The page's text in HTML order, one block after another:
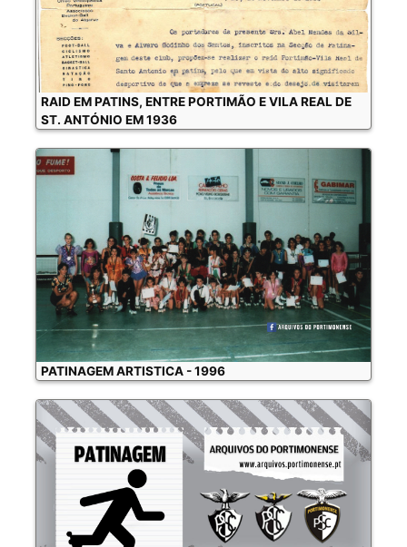
RAID EM PATINS, ENTRE PORTIMÃO E VILA REAL DE
ST. ANTÓNIO EM 1936
PATINAGEM ARTISTICA - 1996